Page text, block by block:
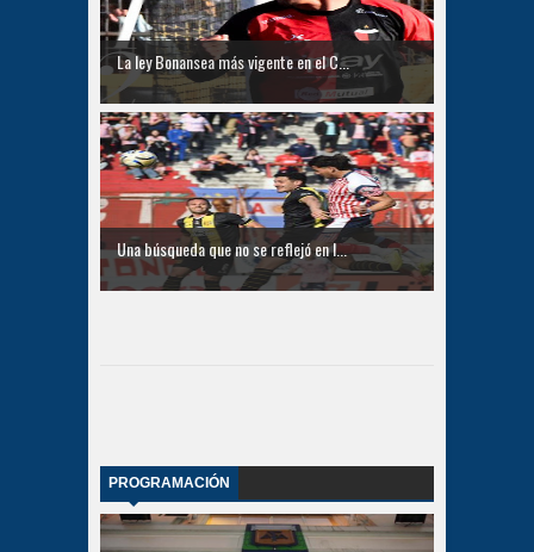
La ley Bonansea más vigente en el C...
Una búsqueda que no se reflejó en l...
PROGRAMACIÓN